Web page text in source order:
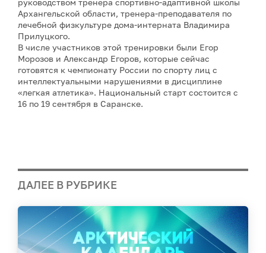
руководством тренера спортивно-адаптивной школы
Архангельской области, тренера-преподавателя по
лечебной физкультуре дома-интерната Владимира
Прилуцкого.
В числе участников этой тренировки были Егор
Морозов и Александр Егоров, которые сейчас
готовятся к чемпионату России по спорту лиц с
интеллектуальными нарушениями в дисциплине
«легкая атлетика». Национальный старт состоится с
16 по 19 сентября в Саранске.
ДАЛЕЕ В РУБРИКЕ